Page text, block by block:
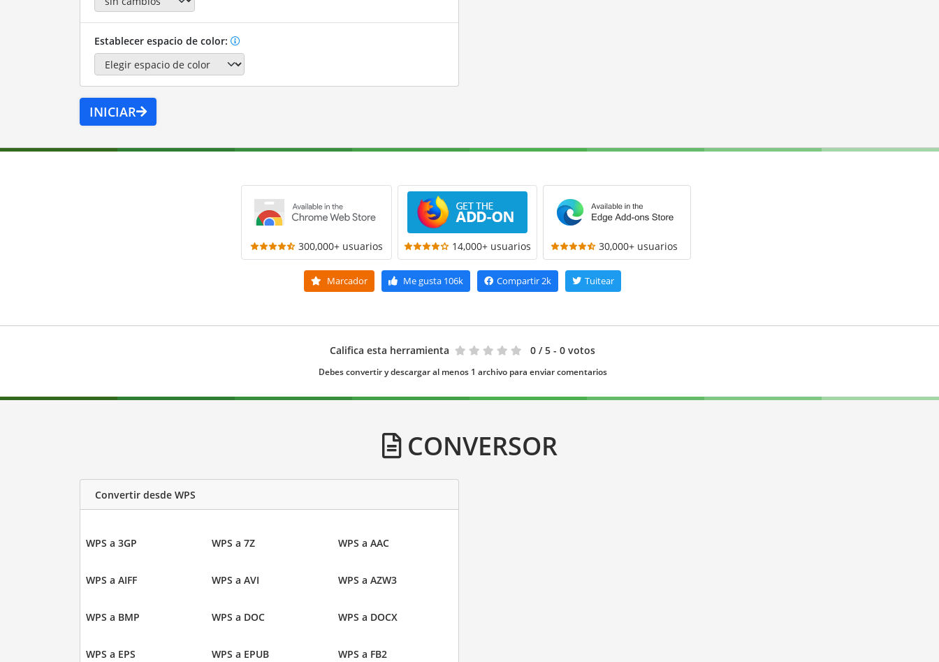
Establecer espacio de color:
INICIAR
300,000+ usuarios 14,000+ usuarios 30,000+ usuarios
Marcador Me gusta 106k Compartir2k Tuitear
Califica esta herramienta 0 / 5 - 0 votos
Debes convertir y descargar al menos 1 archivo para enviar comentarios
CONVERSOR
Convertir desde WPS
WPS a 3GP WPS a 7Z WPS a AAC
WPS a AIFF WPS a AVI WPS a AZW3
WPS a BMP WPS a DOC WPS a DOCX
WPS a EPS WPS a EPUB WPS a FB2